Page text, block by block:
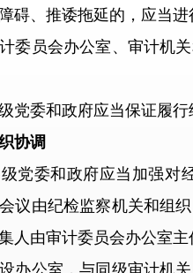
、推诿拖延的，应当进
会办公室、审计机关
和政府应当保证履行
协调
和政府应当加强对经
议由纪检监察机关和组
人由审计委员会办公室
公室，与同级审计机关